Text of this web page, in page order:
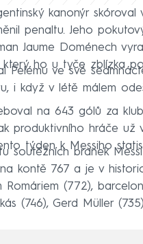
kanonýr
penaltu. Jeho
Jaume Doménech
který ho u tyče zblízka
Pelému ve své
i když v létě málem
na 643 gólů za
produktivního hráče
týden k Messiho
soutěžních branek
kontě 767 a je v
Romáriem (772),
(746), Gerd Müller